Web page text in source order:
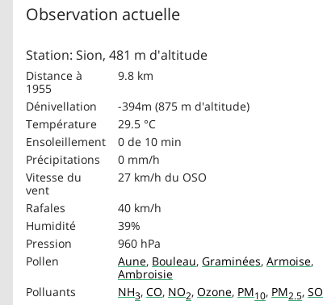
Observation actuelle
Station: Sion, 481 m d'altitude
Distance à
1955
9.8 km
Dénivellation
-394m (875 m d'altitude)
Température
29.5 °C
Ensoleillement
0 de 10 min
Précipitations
0 mm/h
Vitesse du
vent
27 km/h du OSO
Rafales
40 km/h
Humidité
39%
Pression
960 hPa
Pollen
Aune, Bouleau, Graminées, Armoise,
Ambroisie
Polluants
NH3, CO, NO2, Ozone, PM10, PM2.5, SO